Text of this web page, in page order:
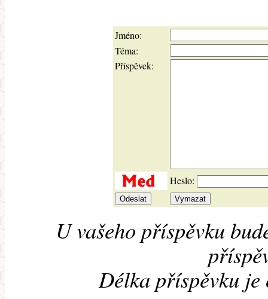
Jméno:
Téma:
Příspěvek:
Heslo:
U vašeho příspěvku
Délka příspěvku je